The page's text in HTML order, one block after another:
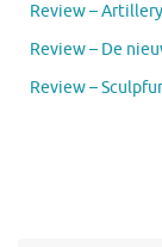
Review –
Review – De
Review –